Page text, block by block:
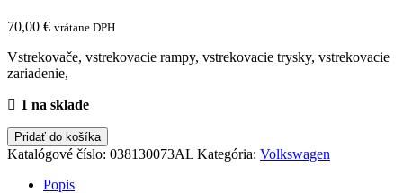
70,00 € vrátane DPH
Vstrekovače, vstrekovacie rampy, vstrekovacie trysky, vstrekovacie
zariadenie,
1 na sklade
množstvo
VW
ŠKODA
AUDI
Pridať do košíka
Katalógové číslo: 038130073AL Kategória: Volkswagen
Popis